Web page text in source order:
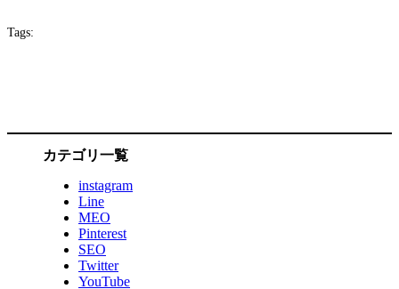
Tags:
カテゴリ一覧
instagram
Line
MEO
Pinterest
SEO
Twitter
YouTube